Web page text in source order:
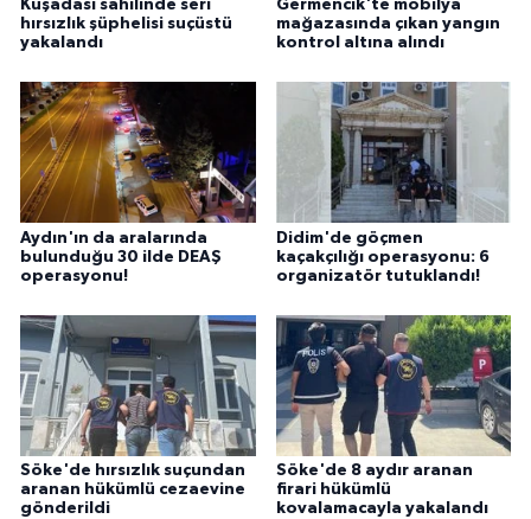
Kuşadası sahilinde seri
hırsızlık şüphelisi suçüstü
yakalandı
Germencik'te mobilya
mağazasında çıkan yangın
kontrol altına alındı
Aydın'ın da aralarında
bulunduğu 30 ilde DEAŞ
operasyonu!
Didim'de göçmen
kaçakçılığı operasyonu: 6
organizatör tutuklandı!
Söke'de hırsızlık suçundan
aranan hükümlü cezaevine
gönderildi
Söke'de 8 aydır aranan
firari hükümlü
kovalamacayla yakalandı